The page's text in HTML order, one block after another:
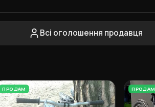
Всі оголошення продавця
ПРОДАМ ПРОДАМ